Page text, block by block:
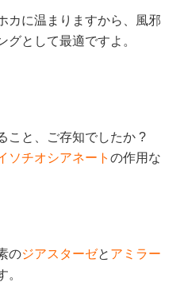
カに温まりますから、風邪
グとして最適ですよ。
こと、ご存知でしたか ?
ソチオシアネート の作用な
のジアスターゼと アミラー
。